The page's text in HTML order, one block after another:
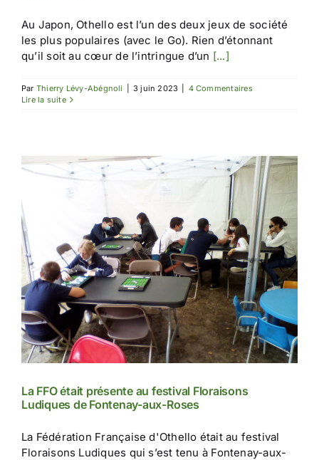
‌Au Japon, Othello est l’un des deux jeux de société
les plus populaires (avec le Go). Rien d’étonnant
qu’il soit au cœur de l’intringue d’un [...]
Par Thierry Lévy-Abégnoli 3 juin 2023
4 Commentaires
Lire la suite
La FFO était présente au festival Floraisons
Ludiques de Fontenay-aux-Roses
La Fédération Française d'Othello était au festival
Floraisons Ludiques qui s’est tenu à Fontenay-aux-